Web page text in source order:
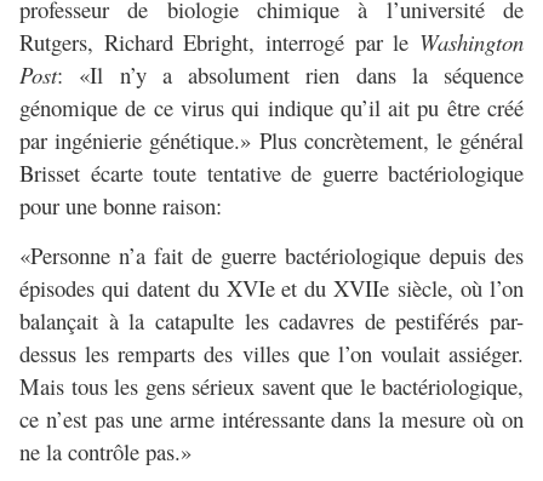
professeur de biologie chimique à l’université de
Rutgers, Richard Ebright, interrogé par le Washington
Post: «Il n’y a absolument rien dans la séquence
génomique de ce virus qui indique qu’il ait pu être créé
par ingénierie génétique.» Plus concrètement, le général
Brisset écarte toute tentative de guerre bactériologique
pour une bonne raison:
«Personne n’a fait de guerre bactériologique depuis des
épisodes qui datent du XVIe et du XVIIe siècle, où l’on
balançait à la catapulte les cadavres de pestiférés par-
dessus les remparts des villes que l’on voulait assiéger.
Mais tous les gens sérieux savent que le bactériologique,
ce n’est pas une arme intéressante dans la mesure où on
ne la contrôle pas.»